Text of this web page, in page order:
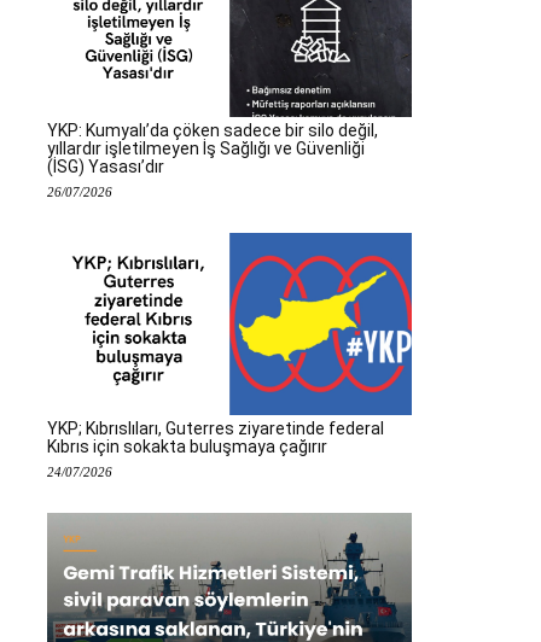
YKP: Kumyalı’da çöken sadece bir silo değil,
yıllardır işletilmeyen İş Sağlığı ve Güvenliği
(İSG) Yasası’dır
26/07/2026
YKP; Kıbrıslıları, Guterres ziyaretinde federal
Kıbrıs için sokakta buluşmaya çağırır
24/07/2026